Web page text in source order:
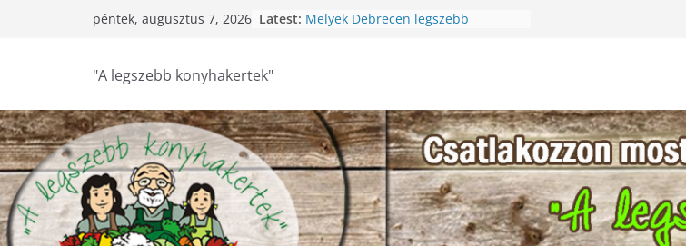
péntek, augusztus 7, 2026 Latest: Melyek Debrecen legszebb
nógrádi óvoda! Különleges módon
nevelik a természet szeretetére a
legkisebbeket
Keresik Debrecen legszebb
konyhakertjeit
Debrecen – Ültess, gondozd, nyerj:
Debrecen legszebb konyhakertjeit
keresik – videóval
"A legszebb konyhakertek"